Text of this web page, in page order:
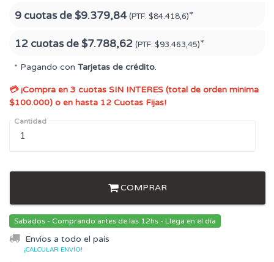
9 cuotas de$9.379,84 (PTF: $84.418,6)*
12 cuotas de$7.788,62 (PTF: $93.463,45)*
* Pagando con Tarjetas de crédito.
💳 ¡Compra en 3 cuotas SIN INTERES (total de orden minima
$100.000) o en hasta 12 Cuotas Fijas!
Cantidad
COMPRAR
Sabados - Comprando antes de las 12hs - Llega en el día
Envíos a todo el país
¡CALCULAR ENVÍO!